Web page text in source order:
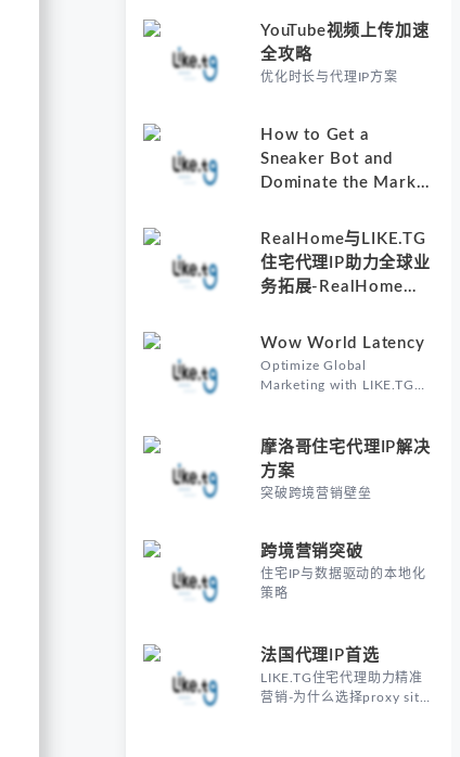
YouTube视频上传加速
全攻略
优化时长与代理IP方案
How to Get a
Sneaker Bot and
Dominate the Market
Proxies-Why
Understanding How
to Get a Sneaker Bot
RealHome与LIKE.TG
住宅代理IP助力全球业
务拓展-RealHome
Solutions Inc的核心价
值
Wow World Latency
Optimize Global
Marketing with LIKE.TG
Marketing
摩洛哥住宅代理IP解决
方案
突破跨境营销壁垒
跨境营销突破
住宅IP与数据驱动的本地化
策略
法国代理IP首选
LIKE.TG住宅代理助力精准
营销-为什么选择proxy site